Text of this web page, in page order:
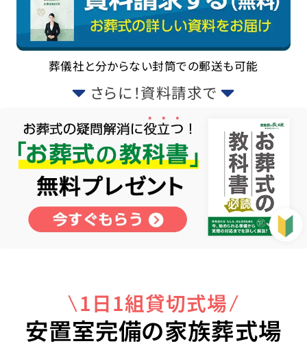
葬儀社と分からない封筒での郵送も可能
さらに！資料請求で
1日1組貸切式場
安置室完備の家族葬式場